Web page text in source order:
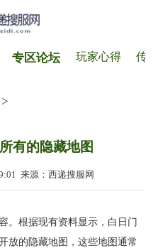
专区论坛 玩家心得 传
有的隐藏地图
来源：西递搜服网
。根据现有资料显示，白日门
放的隐藏地图，这些地图通常